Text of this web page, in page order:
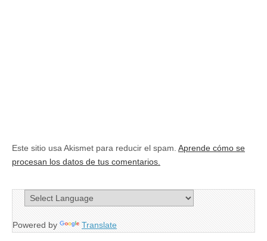
Este sitio usa Akismet para reducir el spam. Aprende cómo se
procesan los datos de tus comentarios.
Powered by Translate